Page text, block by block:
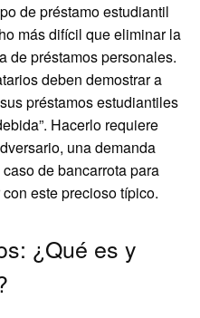
de préstamo estudiantil
más difícil que eliminar la
de préstamos personales.
deben demostrar a
préstamos estudiantiles
Hacerlo requiere
una demanda
de bancarrota para
este precioso típico.
¿Qué es y